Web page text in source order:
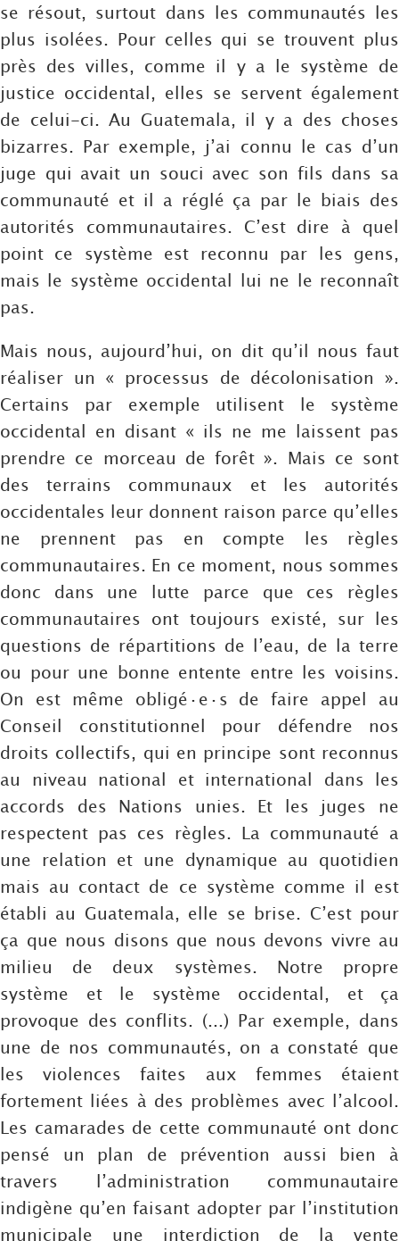
se résout, surtout dans les communautés les
plus isolées. Pour celles qui se trouvent plus
près des villes, comme il y a le système de
justice occidental, elles se servent également
de celui-ci. Au Guatemala, il y a des choses
bizarres. Par exemple, j’ai connu le cas d’un
juge qui avait un souci avec son fils dans sa
communauté et il a réglé ça par le biais des
autorités communautaires. C’est dire à quel
point ce système est reconnu par les gens,
mais le système occidental lui ne le reconnaît
pas.
Mais nous, aujourd’hui, on dit qu’il nous faut
réaliser un « processus de décolonisation ».
Certains par exemple utilisent le système
occidental en disant « ils ne me laissent pas
prendre ce morceau de forêt ». Mais ce sont
des terrains communaux et les autorités
occidentales leur donnent raison parce qu’elles
ne prennent pas en compte les règles
communautaires. En ce moment, nous sommes
donc dans une lutte parce que ces règles
communautaires ont toujours existé, sur les
questions de répartitions de l’eau, de la terre
ou pour une bonne entente entre les voisins.
On est même obligé·e·s de faire appel au
Conseil constitutionnel pour défendre nos
droits collectifs, qui en principe sont reconnus
au niveau national et international dans les
accords des Nations unies. Et les juges ne
respectent pas ces règles. La communauté a
une relation et une dynamique au quotidien
mais au contact de ce système comme il est
établi au Guatemala, elle se brise. C’est pour
ça que nous disons que nous devons vivre au
milieu de deux systèmes. Notre propre
système et le système occidental, et ça
provoque des conflits. (...) Par exemple, dans
une de nos communautés, on a constaté que
les violences faites aux femmes étaient
fortement liées à des problèmes avec l’alcool.
Les camarades de cette communauté ont donc
pensé un plan de prévention aussi bien à
travers l’administration communautaire
indigène qu’en faisant adopter par l’institution
municipale une interdiction de la vente